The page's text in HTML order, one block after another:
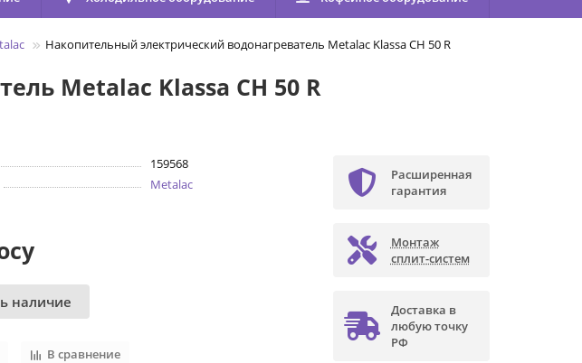
Накопительный электрический водонагреватель Metalac Klassa CH 50 R
Metalac Klassa CH 50 R
159568
Metalac
наличие
В сравнение
Расширенная
гарантия
Монтаж
сплит-систем
Доставка в
любую точку
РФ